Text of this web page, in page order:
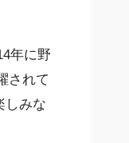
年に野
されて
しみな